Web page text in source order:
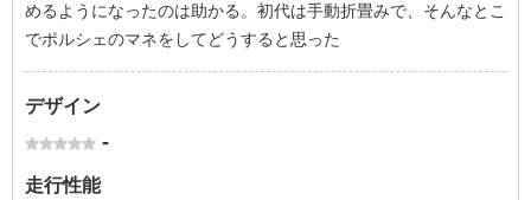
めるようになったのは助かる。初代は手動折畳みで、そんなとこ
でポルシェのマネをしてどうすると思った
デザイン
-
走行性能